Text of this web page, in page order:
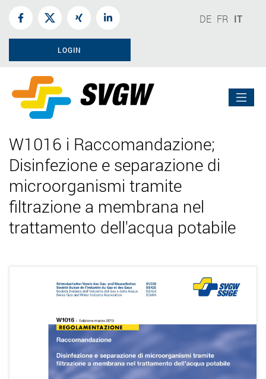
DE FR IT
LOGIN
W1016 i Raccomandazione;
Disinfezione e separazione di
microorganismi tramite
filtrazione a membrana nel
trattamento dell'acqua potabile